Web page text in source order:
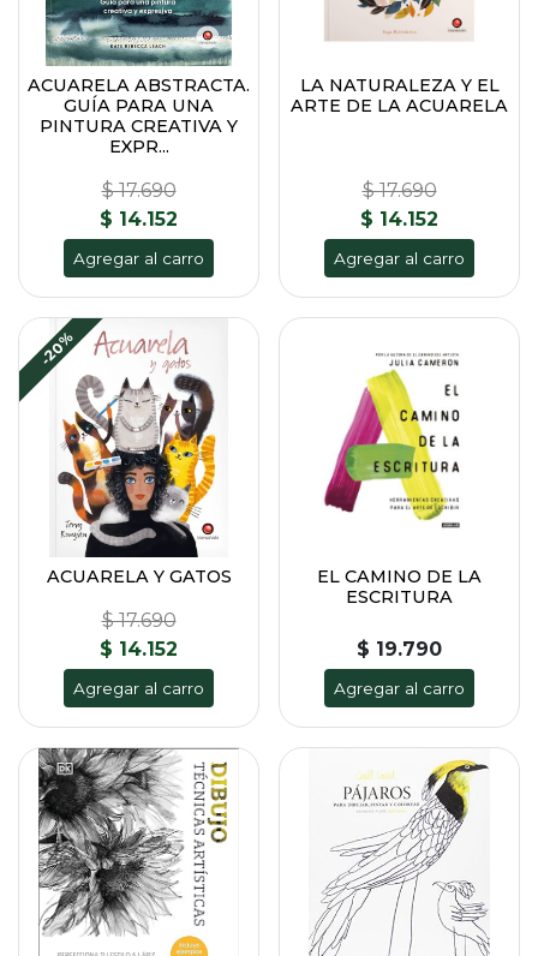
ACUARELA ABSTRACTA.
GUÍA PARA UNA
PINTURA CREATIVA Y
EXPR...
$ 17.690
$ 14.152
Agregar al carro
LA NATURALEZA Y EL
ARTE DE LA ACUARELA
$ 17.690
$ 14.152
Agregar al carro
-20%
ACUARELA Y GATOS
$ 17.690
$ 14.152
Agregar al carro
EL CAMINO DE LA
ESCRITURA
$ 19.790
Agregar al carro